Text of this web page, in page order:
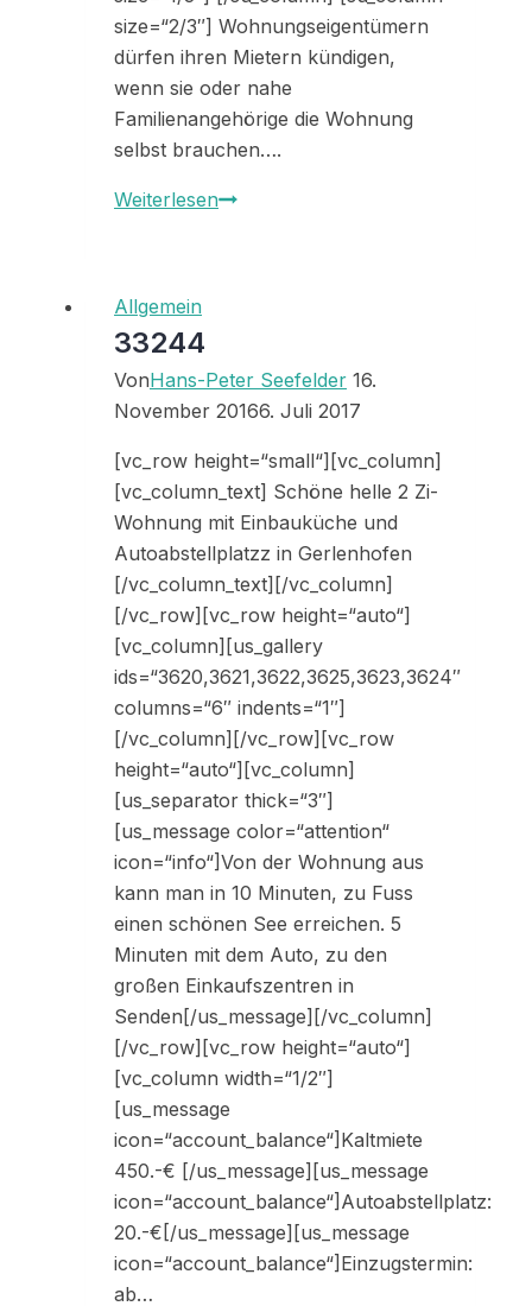
size=“2/3″] Wohnungseigentümern
dürfen ihren Mietern kündigen,
wenn sie oder nahe
Familienangehörige die Wohnung
selbst brauchen….
WeiterlesenWann
Allgemein
33244
VonHans-Peter Seefelder 16.
November 20166. Juli 2017
[vc_row height=“small“][vc_column]
[vc_column_text] Schöne helle 2 Zi-
Wohnung mit Einbauküche und
Autoabstellplatzz in Gerlenhofen
[/vc_column_text][/vc_column]
[/vc_row][vc_row height=“auto“]
[vc_column][us_gallery
ids=“3620,3621,3622,3625,3623,3624″
columns=“6″ indents=“1″]
[/vc_column][/vc_row][vc_row
height=“auto“][vc_column]
[us_separator thick=“3″]
[us_message color=“attention“
icon=“info“]Von der Wohnung aus
kann man in 10 Minuten, zu Fuss
einen schönen See erreichen. 5
Minuten mit dem Auto, zu den
großen Einkaufszentren in
Senden[/us_message][/vc_column]
[/vc_row][vc_row height=“auto“]
[vc_column width=“1/2″]
[us_message
icon=“account_balance“]Kaltmiete
450.-€ [/us_message][us_message
icon=“account_balance“]Autoabstellplatz:
20.-€[/us_message][us_message
icon=“account_balance“]Einzugstermin:
ab…